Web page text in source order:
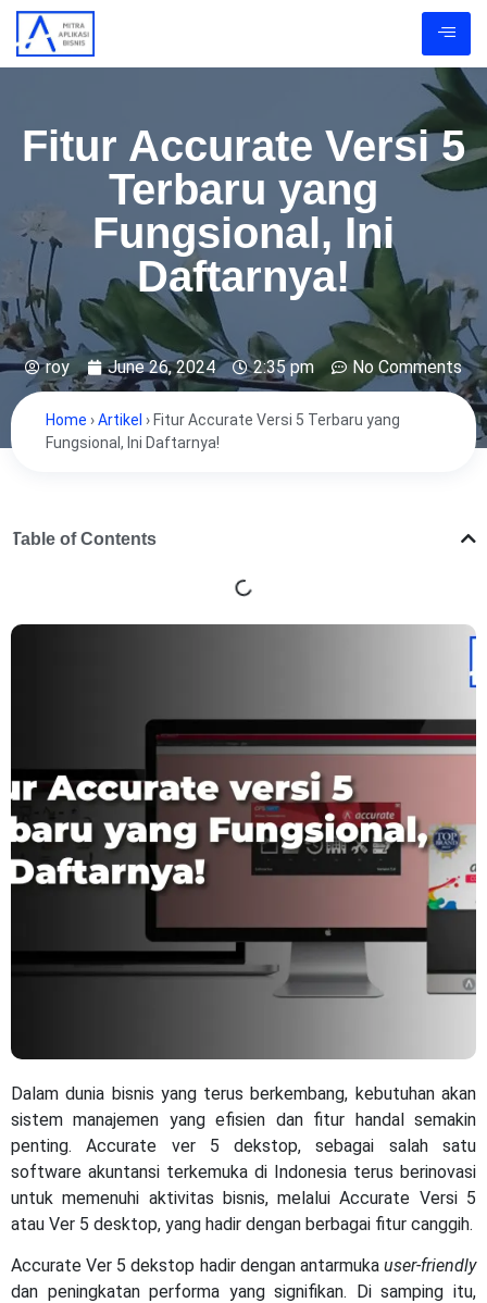
Fitur Accurate Versi 5
Terbaru yang
Fungsional, Ini
Daftarnya!
roy June 26, 2024 2:35 pm No Comments
Home ›Artikel ›Fitur Accurate Versi 5 Terbaru yang
Fungsional, Ini Daftarnya!
Table of Contents
Dalam dunia bisnis yang terus berkembang, kebutuhan akan
sistem manajemen yang efisien dan fitur handal semakin
penting. Accurate ver 5 dekstop, sebagai salah satu
software akuntansi terkemuka di Indonesia terus berinovasi
untuk memenuhi aktivitas bisnis, melalui Accurate Versi 5
atau Ver 5 desktop, yang hadir dengan berbagai fitur canggih.
Accurate Ver 5 dekstop hadir dengan antarmuka user-friendly
dan peningkatan performa yang signifikan. Di samping itu,